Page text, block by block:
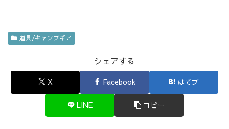
道具/キャンプギア
シェアする
X Facebook はてブ
LINE コピー